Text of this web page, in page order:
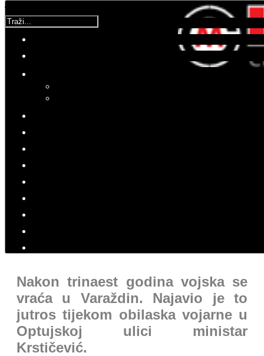
Traži...
Molimo ocijenite
Vrijeme je da se Pume vrate doma
Nakon trinaest godina vojska se
vraća u Varaždin
Nakon trinaest godina vojska se
vraća u Varaždin. Najavio je to
jutros tijekom obilaska vojarne u
Optujskoj ulici ministar
Krstičević.